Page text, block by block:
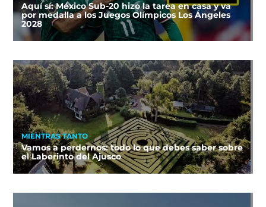
Aquí sí: México Sub-20 hizo la tarea en casa y va
por medalla a los Juegos Olímpicos Los Ángeles
2028
MIENTRAS TANTO
Vamos a perdernos: todo lo que debes saber sobre
el Laberinto del Ajusco